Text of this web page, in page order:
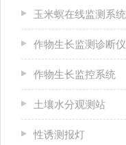
玉米螟在线监测系统
作物生长监测诊断仪
作物生长监控系统
土壤水分观测站
性诱测报灯